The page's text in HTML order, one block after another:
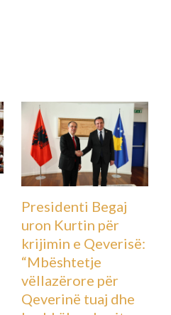
Presidenti Begaj
uron Kurtin për
krijimin e Qeverisë:
“Mbështetje
vëllazërore për
Qeverinë tuaj dhe